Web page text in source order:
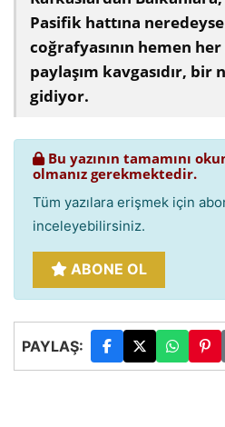
Pasifik hattına
coğrafyasının hemen
paylaşım kavgasıdır,
gidiyor.
Bu yazının tamamını
olmanız gerekmektedir.
Tüm yazılara erişmek için
inceleyebilirsiniz.
ABONE OL
PAYLAŞ: